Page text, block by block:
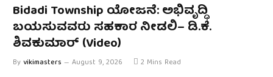
Bidadi Township ಯೋಜನೆ: ಅಭಿವೃದ್ಧಿ
ಬಯಸುವವರು ಸಹಕಾರ ನೀಡಲಿ– ಡಿ.ಕೆ.
ಶಿವಕುಮಾರ್ (Video)
Byvikimasters August 9, 2026 2 Mins Read